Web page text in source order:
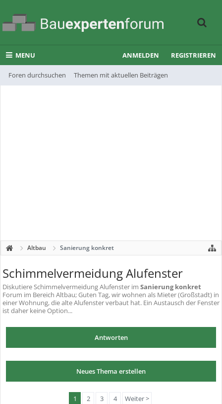
MENU
Foren durchsuchen Themen mit aktuellen Beiträgen
ANMELDEN REGISTRIEREN
Altbau Sanierung konkret
Schimmelvermeidung Alufenster
DiskutiereSchimmelvermeidung Alufenster im Sanierung konkret
Forum im Bereich Altbau; Guten Tag, wir wohnen als Mieter (Großstadt) in
einer Wohnung, die alte Alufenster verbaut hat. Ein Austausch der Fenster
ist daher keine Option...
Antworten
Neues Thema erstellen
1 2 3 4 Weiter >